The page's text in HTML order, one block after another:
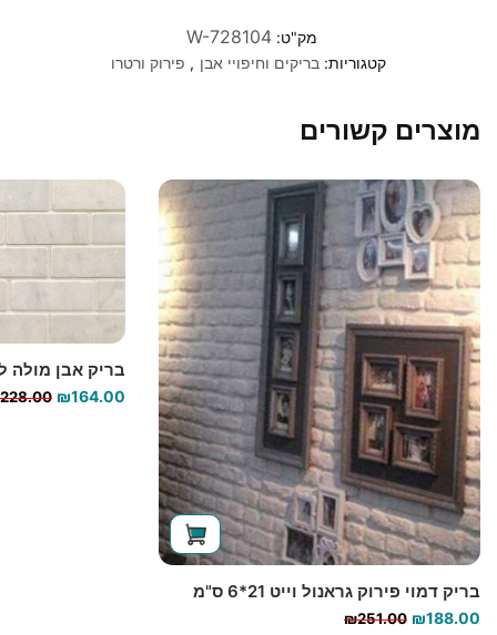
מק"ט:W-728104
קטגוריות: בריקים וחיפויי אבן , פירוק ורטרו
מוצרים קשורים
בריק דמוי פירוק גראנול וייט 21*6 ס"מ
₪251.00 ₪188.00
בריק אבן מולה לייט
228.00 ₪164.00